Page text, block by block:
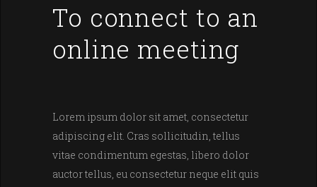
To connect to an
online meeting
Lorem ipsum dolor sit amet, consectetur
adipiscing elit. Cras sollicitudin, tellus
vitae condimentum egestas, libero dolor
auctor tellus, eu consectetur neque elit quis